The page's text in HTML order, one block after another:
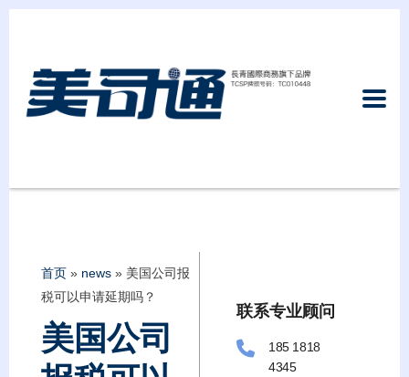
首页 » news » 美国公司报
税可以申请延期吗？
美国公司
联系专业顾问
185 1818
4345